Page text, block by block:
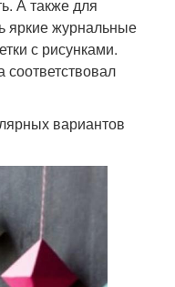
А также для
яркие журнальные
с рисунками.
вариантов